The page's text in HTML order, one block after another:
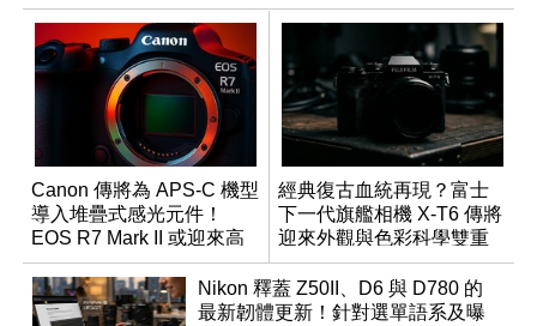
Canon 傳將為 APS-C 機型
導入堆疊式感光元件！
EOS R7 Mark II 或迎來高
速讀出升級
經典復古血統再現？富士
下一代旗艦相機 X-T6 傳將
迎來外觀與色彩科學雙重
優化
Nikon 釋蓋 Z50II、D6 與 D780 的
最新韌體更新！針對選單語系及曝